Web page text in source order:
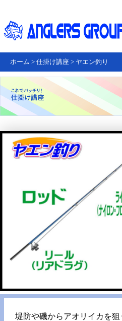
ホーム > 仕掛け講座 > ヤエン釣り
堤防や磯からアオリイカを